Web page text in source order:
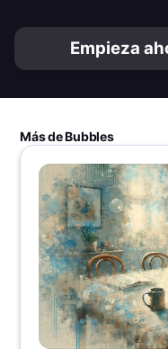
Empieza
Más de Bubbles